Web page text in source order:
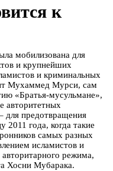
к
мобилизована для
и крупнейших
и криминальных
Мухаммед Мурси, сам
«Братья-мусульмане»,
авторитетных
для предотвращения
2011 года, когда такие
самых разных
исламистов и
режима,
Хосни Мубарака.